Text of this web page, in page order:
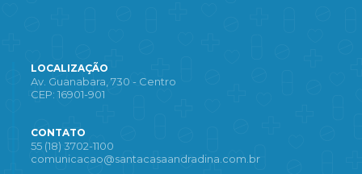
LOCALIZAÇÃO
Av. Guanabara, 730 - Centro
CEP: 16901-901
CONTATO
55 (18) 3702-1100
comunicacao@santacasaandradina.com.br